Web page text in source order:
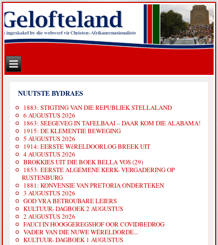
NUUTSTE BYDRAES
1883: STIGTING VAN DIE REPUBLIEK STELLALAND
6 AUGUSTUS 2026
1863: SEEGEVEG IN TAFELBAAI – DAAR KOM DIE ALABAMA!
1915: DE KLEMENTIE BEWEGING
5 AUGUSTUS 2026
1914: EERSTE WêRELDOORLOG BREEK UIT
4 AUGUSTUS 2026
BROKKIES UIT DIE BOEK BELLA VOS (29)
1853: EERSTE ALGEMENE KERK- VERGADERING OP
RUSTENBURG
1881: KONVENSIE VAN PRETORIA ONDERTEKEN
3 AUGUSTUS 2026
GOD VRA BETROUBARE LEIERS
KULTUUR- DAGBOEK 2 AUGUSTUS
2 AUGUSTUS 2026
FAUCI IN HOOGGEREGSHOF OOR COVIDBEDROG
VADER VAN DIE NUWE WÊRELDORDE...
KULTUUR- DAGBOEK 1 AUGUSTUS